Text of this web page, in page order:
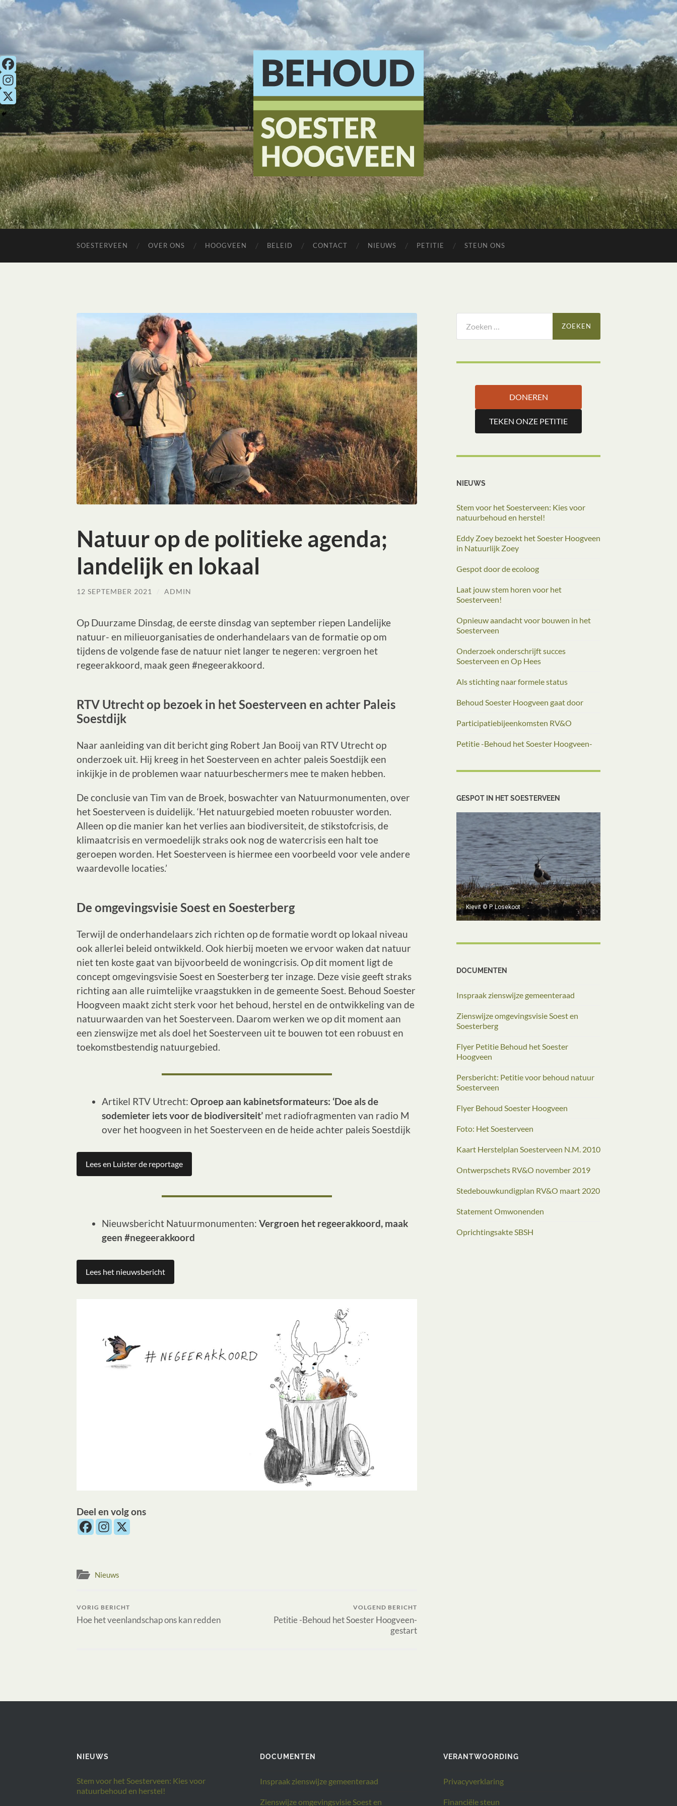
Stichting
Behoud
Soester
Hoogveen
SOESTERVEEN OVER ONS HOOGVEEN BELEID CONTACT NIEUWS PETITIE STEUN ONS
Natuur op de politieke agenda;
landelijk en lokaal
12 SEPTEMBER 2021 ADMIN
Op Duurzame Dinsdag, de eerste dinsdag van september riepen Landelijke
natuur- en milieuorganisaties de onderhandelaars van de formatie op om
tijdens de volgende fase de natuur niet langer te negeren: vergroen het
regeerakkoord, maak geen #negeerakkoord.
RTV Utrecht op bezoek in het Soesterveen en achter Paleis
Soestdijk
Naar aanleiding van dit bericht ging Robert Jan Booij van RTV Utrecht op
onderzoek uit. Hij kreeg in het Soesterveen en achter paleis Soestdijk een
inkijkje in de problemen waar natuurbeschermers mee te maken hebben.
De conclusie van Tim van de Broek, boswachter van Natuurmonumenten, over
het Soesterveen is duidelijk. ‘Het natuurgebied moeten robuuster worden.
Alleen op die manier kan het verlies aan biodiversiteit, de stikstofcrisis, de
klimaatcrisis en vermoedelijk straks ook nog de watercrisis een halt toe
geroepen worden. Het Soesterveen is hiermee een voorbeeld voor vele andere
waardevolle locaties.’
De omgevingsvisie Soest en Soesterberg
Terwijl de onderhandelaars zich richten op de formatie wordt op lokaal niveau
ook allerlei beleid ontwikkeld. Ook hierbij moeten we ervoor waken dat natuur
niet ten koste gaat van bijvoorbeeld de woningcrisis. Op dit moment ligt de
concept omgevingsvisie Soest en Soesterberg ter inzage. Deze visie geeft straks
richting aan alle ruimtelijke vraagstukken in de gemeente Soest. Behoud Soester
Hoogveen maakt zicht sterk voor het behoud, herstel en de ontwikkeling van de
natuurwaarden van het Soesterveen. Daarom werken we op dit moment aan
een zienswijze met als doel het Soesterveen uit te bouwen tot een robuust en
toekomstbestendig natuurgebied.
Artikel RTV Utrecht: Oproep aan kabinetsformateurs: ‘Doe als de
sodemieter iets voor de biodiversiteit’ met radiofragmenten van radio M
over het hoogveen in het Soesterveen en de heide achter paleis Soestdijk
Lees en Luister de reportage
Nieuwsbericht Natuurmonumenten: Vergroen het regeerakkoord, maak
geen #negeerakkoord
Lees het nieuwsbericht
Deel en volg ons
Nieuws
VORIG BERICHT
Hoe het veenlandschap ons kan redden
VOLGEND BERICHT
Petitie -Behoud het Soester Hoogveen-
gestart
naar:
DONEREN
TEKEN ONZE PETITIE
NIEUWS
Stem voor het Soesterveen: Kies voor
natuurbehoud en herstel!
Eddy Zoey bezoekt het Soester Hoogveen
in Natuurlijk Zoey
Gespot door de ecoloog
Laat jouw stem horen voor het
Soesterveen!
Opnieuw aandacht voor bouwen in het
Soesterveen
Onderzoek onderschrijft succes
Soesterveen en Op Hees
Als stichting naar formele status
Behoud Soester Hoogveen gaat door
Participatiebijeenkomsten RV&O
Petitie -Behoud het Soester Hoogveen-
GESPOT IN HET SOESTERVEEN
Roze grondschijfje
DOCUMENTEN
Inspraak zienswijze gemeenteraad
Zienswijze omgevingsvisie Soest en
Soesterberg
Flyer Petitie Behoud het Soester
Hoogveen
Persbericht: Petitie voor behoud natuur
Soesterveen
Flyer Behoud Soester Hoogveen
Foto: Het Soesterveen
Kaart Herstelplan Soesterveen N.M. 2010
Ontwerpschets RV&O november 2019
Stedebouwkundigplan RV&O maart 2020
Statement Omwonenden
Oprichtingsakte SBSH
NIEUWS
Stem voor het Soesterveen: Kies voor
natuurbehoud en herstel!
DOCUMENTEN
Inspraak zienswijze gemeenteraad
Zienswijze omgevingsvisie Soest en
VERANTWOORDING
Privacyverklaring
Financiële steun